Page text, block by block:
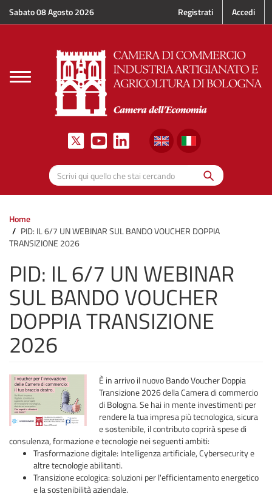
Sabato 08 Agosto 2026 Registrati Accedi
Toggle
navigation
Scrivi qui quello che stai cercando
Cerca
Home
PID: IL 6/7 UN WEBINAR SUL BANDO VOUCHER DOPPIA
TRANSIZIONE 2026
PID: IL 6/7 UN WEBINAR
SUL BANDO VOUCHER
DOPPIA TRANSIZIONE
2026
È in arrivo il nuovo Bando Voucher Doppia
Transizione 2026 della Camera di commercio
di Bologna. Se hai in mente investimenti per
rendere la tua impresa più tecnologica, sicura
e sostenibile, il contributo coprirà spese di
consulenza, formazione e tecnologie nei seguenti ambiti:
Trasformazione digitale: Intelligenza artificiale, Cybersecurity e
altre tecnologie abilitanti.
Transizione ecologica: soluzioni per l'efficientamento energetico
e la sostenibilità aziendale.